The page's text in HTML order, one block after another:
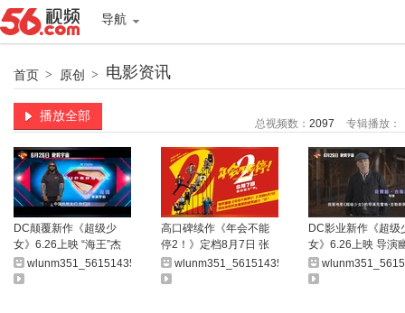
导航
首页 > 原创 > 电影资讯
播放全部
总视频数： 2097 专辑播放：
DC颠覆新作《超级少
女》6.26上映 “海王”杰
森·莫玛圆梦演暴狼
wlunm351_561514358
高口碑续作《年会不能
停2！》定档8月7日 张
若昀白客“刘马组合”上演
爆笑升职记
wlunm351_561514358
DC影业新作《超级
女》6.26上映 导演
解读超女“四大美德”